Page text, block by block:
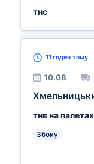
тнс
11 годин тому
10.08
тнв на палетах
Збоку